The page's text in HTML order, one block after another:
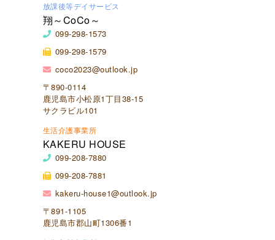
放課後等デイサービス
翔～CoCo～
099-298-1573
099-298-1579
coco2023@outlook.jp
〒890-0114
鹿児島市小松原1丁目38-15
サクラビル101
生活介護事業所
KAKERU HOUSE
099-208-7880
099-208-7881
kakeru-house1@outlook.jp
〒891-1105
鹿児島市郡山町1306番1